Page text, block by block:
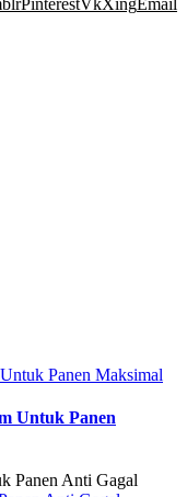
Panen Maksimal
Untuk Panen